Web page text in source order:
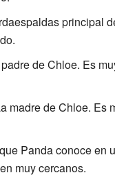
principal
de Chloe. Es
madre de Chloe. Es
Panda conoce en
muy cercanos.